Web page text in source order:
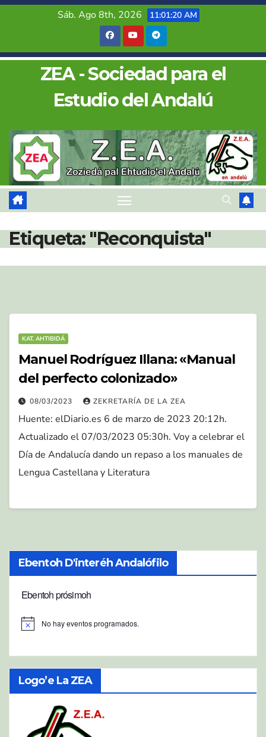
Saltar
Sáb. Ago 8th, 2026 11:01:20 AM
ZEA - Sociedad para el
Estudio del Andalú
Etiqueta: "Reconquista"
KAT. AHTIBIDÁ
Manuel Rodríguez Illana: «Manual
del perfecto colonizado»
08/03/2023 ZEKRETARÍA DE LA ZEA
Huente: elDiario.es 6 de marzo de 2023 20:12h.
Actualizado el 07/03/2023 05:30h. Voy a celebrar el
Día de Andalucía dando un repaso a los manuales de
Lengua Castellana y Literatura
Ebentoh D'interéh Andalófilo
Ebentoh prósimoh
s
No hay eventos programados.
Logo’e La ZEA